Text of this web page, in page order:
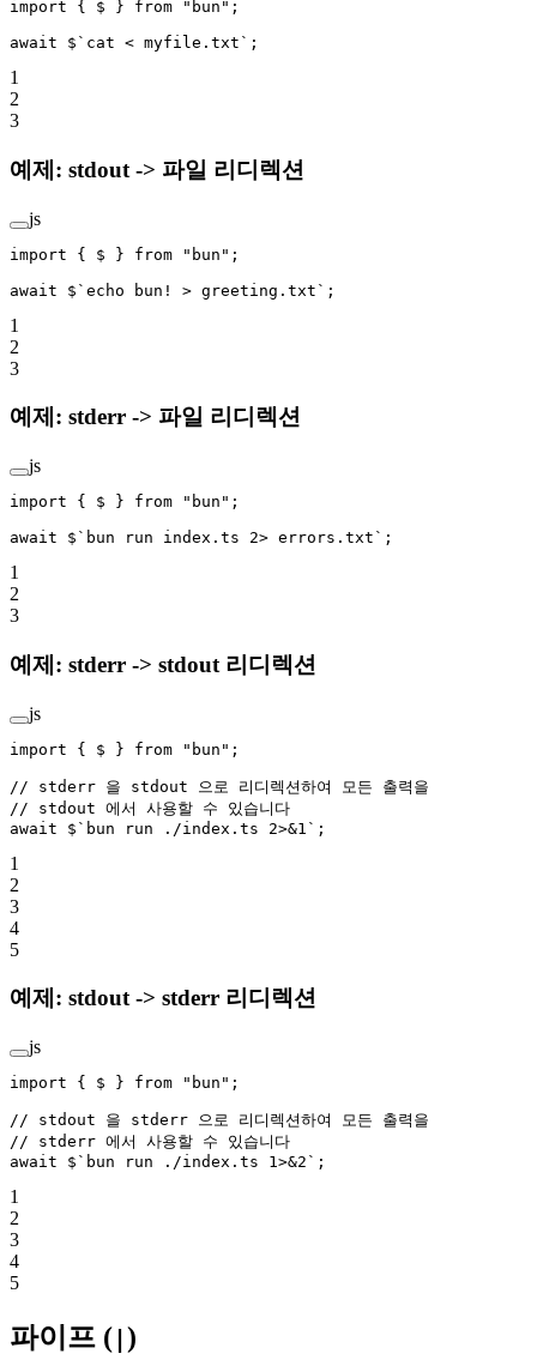
import { $ } from "bun" ;
await $ `cat < myfile.txt` ;
1
2
3
예제: stdout -> 파일 리디렉션
js
import { $ } from "bun" ;
await $ `echo bun! > greeting.txt` ;
1
2
3
예제: stderr -> 파일 리디렉션
js
import { $ } from "bun" ;
await $ `bun run index.ts 2> errors.txt` ;
1
2
3
예제: stderr -> stdout 리디렉션
js
import { $ } from "bun" ;
// stderr 을 stdout 으로 리디렉션하여 모든 출력을
// stdout 에서 사용할 수 있습니다
await $ `bun run ./index.ts 2>&1` ;
1
2
3
4
5
예제: stdout -> stderr 리디렉션
js
import { $ } from "bun" ;
// stdout 을 stderr 으로 리디렉션하여 모든 출력을
// stderr 에서 사용할 수 있습니다
await $ `bun run ./index.ts 1>&2` ;
1
2
3
4
5
파이프 ( )